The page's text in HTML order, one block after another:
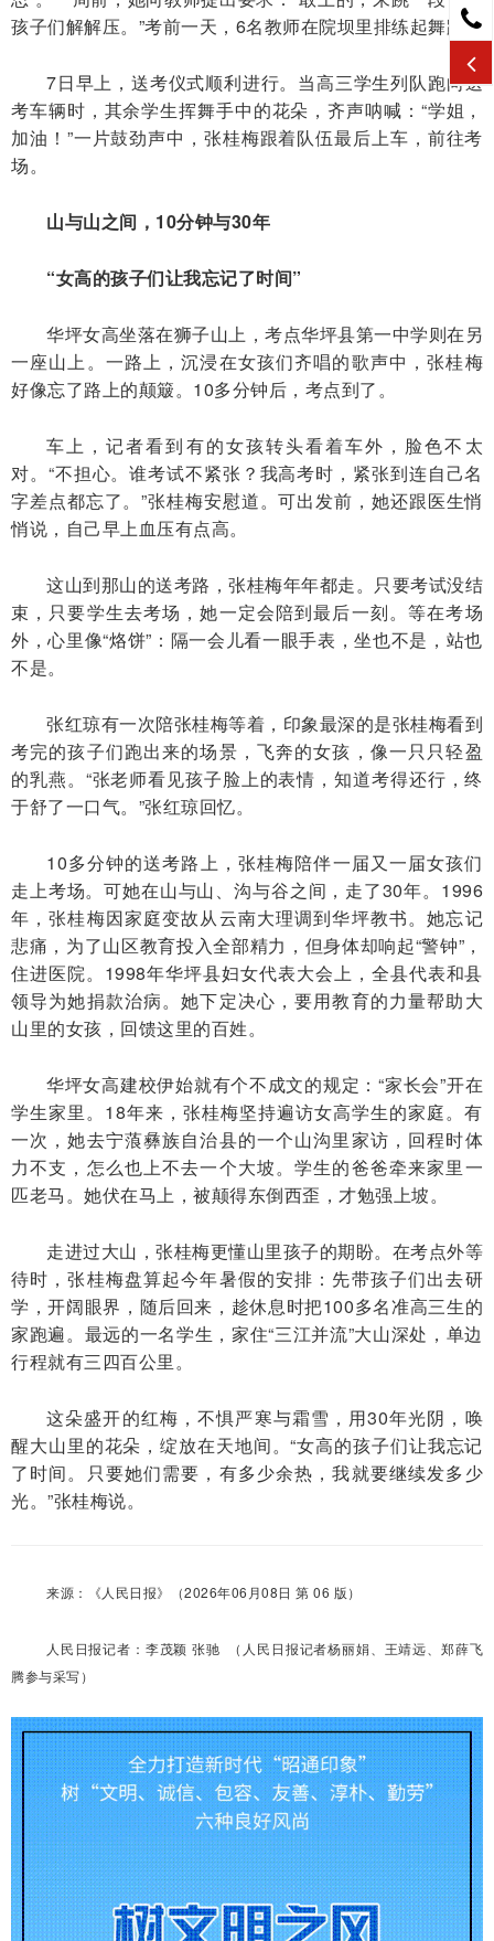
孩子们解解压。”考前一天，6名教师在院坝里排练起舞蹈。
7日早上，送考仪式顺利进行。当高三学生列队跑向送
考车辆时，其余学生挥舞手中的花朵，齐声呐喊：“学姐，
加油！”一片鼓劲声中，张桂梅跟着队伍最后上车，前往考
场。
山与山之间，10分钟与30年
“女高的孩子们让我忘记了时间”
华坪女高坐落在狮子山上，考点华坪县第一中学则在另
一座山上。一路上，沉浸在女孩们齐唱的歌声中，张桂梅
好像忘了路上的颠簸。10多分钟后，考点到了。
车上，记者看到有的女孩转头看着车外，脸色不太
对。“不担心。谁考试不紧张？我高考时，紧张到连自己名
字差点都忘了。”张桂梅安慰道。可出发前，她还跟医生悄
悄说，自己早上血压有点高。
这山到那山的送考路，张桂梅年年都走。只要考试没结
束，只要学生去考场，她一定会陪到最后一刻。等在考场
外，心里像“烙饼”：隔一会儿看一眼手表，坐也不是，站也
不是。
张红琼有一次陪张桂梅等着，印象最深的是张桂梅看到
考完的孩子们跑出来的场景，飞奔的女孩，像一只只轻盈
的乳燕。“张老师看见孩子脸上的表情，知道考得还行，终
于舒了一口气。”张红琼回忆。
10多分钟的送考路上，张桂梅陪伴一届又一届女孩们
走上考场。可她在山与山、沟与谷之间，走了30年。1996
年，张桂梅因家庭变故从云南大理调到华坪教书。她忘记
悲痛，为了山区教育投入全部精力，但身体却响起“警钟”，
住进医院。1998年华坪县妇女代表大会上，全县代表和县
领导为她捐款治病。她下定决心，要用教育的力量帮助大
山里的女孩，回馈这里的百姓。
华坪女高建校伊始就有个不成文的规定：“家长会”开在
学生家里。18年来，张桂梅坚持遍访女高学生的家庭。有
一次，她去宁蒗彝族自治县的一个山沟里家访，回程时体
力不支，怎么也上不去一个大坡。学生的爸爸牵来家里一
匹老马。她伏在马上，被颠得东倒西歪，才勉强上坡。
走进过大山，张桂梅更懂山里孩子的期盼。在考点外等
待时，张桂梅盘算起今年暑假的安排：先带孩子们出去研
学，开阔眼界，随后回来，趁休息时把100多名准高三生的
家跑遍。最远的一名学生，家住“三江并流”大山深处，单边
行程就有三四百公里。
这朵盛开的红梅，不惧严寒与霜雪，用30年光阴，唤
醒大山里的花朵，绽放在天地间。“女高的孩子们让我忘记
了时间。只要她们需要，有多少余热，我就要继续发多少
光。”张桂梅说。
来源：《人民日报》（2026年06月08日 第 06 版）
人民日报记者：李茂颖 张驰 （ 人民日报记者杨丽娟、王靖远、郑薛飞
腾参与采写）